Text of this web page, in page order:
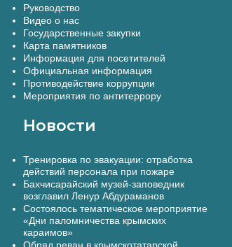
Руководство
Видео о нас
Государственные закупки
Карта памятников
Информация для посетителей
Официальная информация
Противодействие коррупции
Мероприятия по антитеррору
Новости
Тренировка по эвакуации: отработка
действий персонала при пожаре
Бахчисарайский музей-заповедник
возглавил Ленур Абдураманов
Состоялось тематическое мероприятие
«Дни паломничества крымских
караимов»
Обряд реван в крымскотатарской